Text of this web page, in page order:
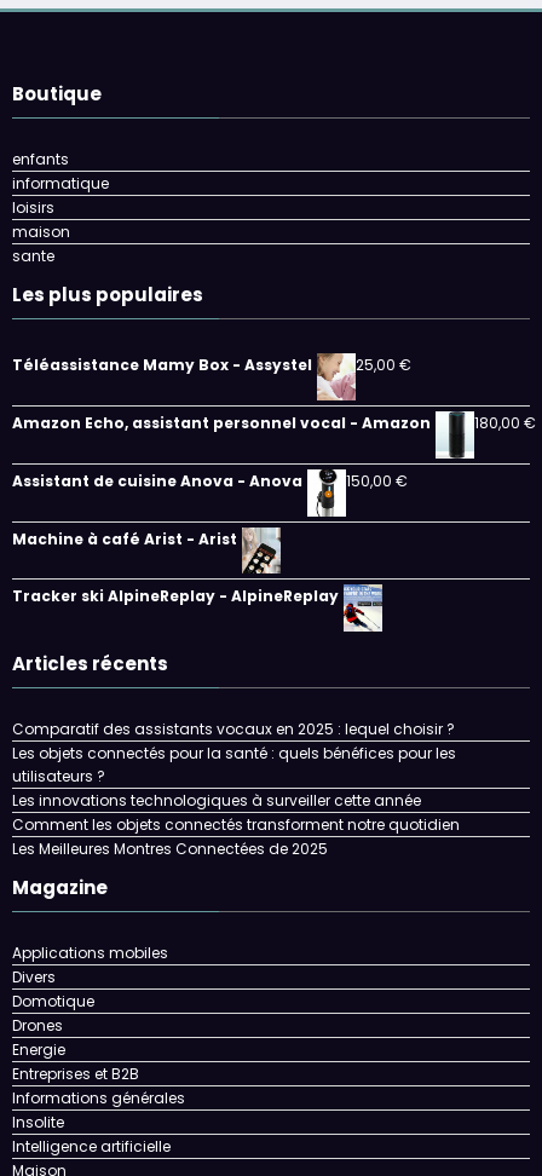
Boutique
enfants
informatique
loisirs
maison
sante
Les plus populaires
Téléassistance Mamy Box - Assystel 25,00 €
Amazon Echo, assistant personnel vocal - Amazon 180,00 €
Assistant de cuisine Anova - Anova 150,00 €
Machine à café Arist - Arist
Tracker ski AlpineReplay - AlpineReplay
Articles récents
Comparatif des assistants vocaux en 2025 : lequel choisir ?
Les objets connectés pour la santé : quels bénéfices pour les
utilisateurs ?
Les innovations technologiques à surveiller cette année
Comment les objets connectés transforment notre quotidien
Les Meilleures Montres Connectées de 2025
Magazine
Applications mobiles
Divers
Domotique
Drones
Energie
Entreprises et B2B
Informations générales
Insolite
Intelligence artificielle
Maison